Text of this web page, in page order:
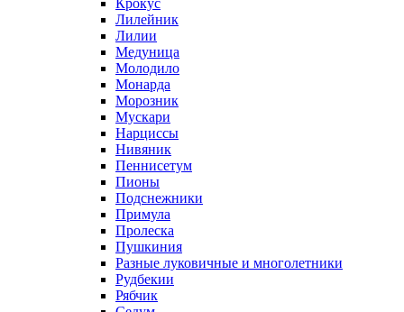
Крокус
Лилейник
Лилии
Медуница
Молодило
Монарда
Морозник
Мускари
Нарциссы
Нивяник
Пеннисетум
Пионы
Подснежники
Примула
Пролеска
Пушкиния
Разные луковичные и многолетники
Рудбекии
Рябчик